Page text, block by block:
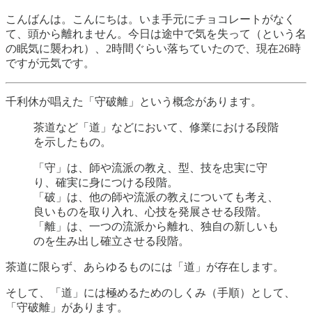
こんばんは。こんにちは。いま手元にチョコレートがなく
て、頭から離れません。今日は途中で気を失って（という名
の眠気に襲われ）、2時間ぐらい落ちていたので、現在26時
ですが元気です。
千利休が唱えた「守破離」という概念があります。
茶道など「道」などにおいて、修業における段階
を示したもの。
「守」は、師や流派の教え、型、技を忠実に守
り、確実に身につける段階。
「破」は、他の師や流派の教えについても考え、
良いものを取り入れ、心技を発展させる段階。
「離」は、一つの流派から離れ、独自の新しいも
のを生み出し確立させる段階。
茶道に限らず、あらゆるものには「道」が存在します。
そして、「道」には極めるためのしくみ（手順）として、
「守破離」があります。